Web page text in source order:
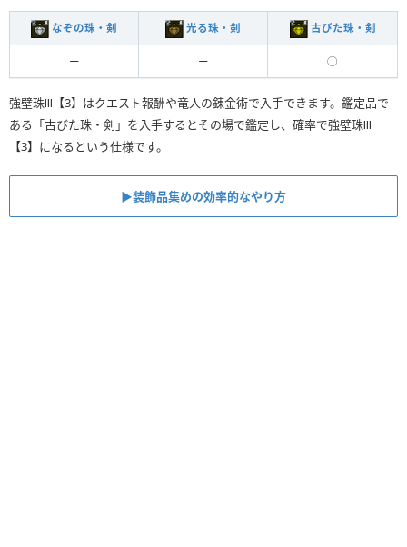
なぞの珠・剣 光る珠・剣 古びた珠・剣
ー ー ◯
強壁珠Ⅲ【3】はクエスト報酬や竜人の錬金術で入手できます。鑑定品で
ある「古びた珠・剣」を入手するとその場で鑑定し、確率で強壁珠Ⅲ
【3】になるという仕様です。
▶︎装飾品集めの効率的なやり方